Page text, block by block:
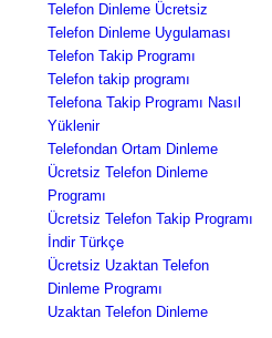
Telefon Dinleme Ücretsiz
Telefon Dinleme Uygulaması
Telefon Takip Programı
Telefon takip programı
Telefona Takip Programı Nasıl
Yüklenir
Telefondan Ortam Dinleme
Ücretsiz Telefon Dinleme
Programı
Ücretsiz Telefon Takip Programı
İndir Türkçe
Ücretsiz Uzaktan Telefon
Dinleme Programı
Uzaktan Telefon Dinleme